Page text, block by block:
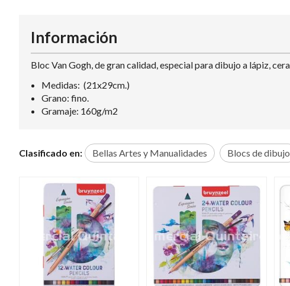
Información
Bloc Van Gogh, de gran calidad, especial para dibujo a lápiz,
Medidas: (21x29cm.)
Grano: fino.
Gramaje: 160g/m2
Clasificado en: Bellas Artes y Manualidades Blocs de dibujo